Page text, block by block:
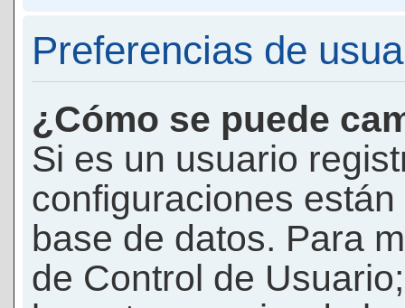
Preferencias de
¿Cómo se puede
Si es un usuario
configuraciones
base de datos. Para
de Control de